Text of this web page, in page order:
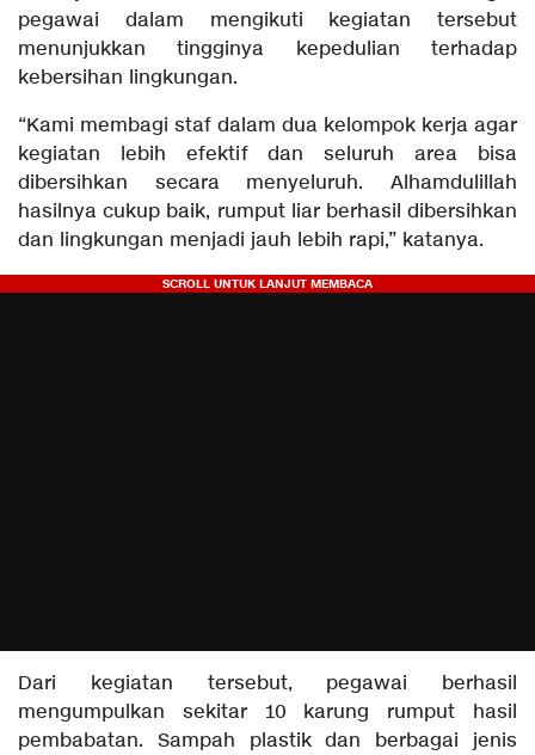
pegawai dalam mengikuti kegiatan tersebut
menunjukkan tingginya kepedulian terhadap
kebersihan lingkungan.
“Kami membagi staf dalam dua kelompok kerja agar
kegiatan lebih efektif dan seluruh area bisa
dibersihkan secara menyeluruh. Alhamdulillah
hasilnya cukup baik, rumput liar berhasil dibersihkan
dan lingkungan menjadi jauh lebih rapi,” katanya.
Dari kegiatan tersebut, pegawai berhasil
mengumpulkan sekitar 10 karung rumput hasil
pembabatan. Sampah plastik dan berbagai jenis